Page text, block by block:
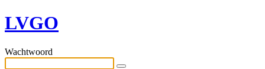
LVGO
Wachtwoord